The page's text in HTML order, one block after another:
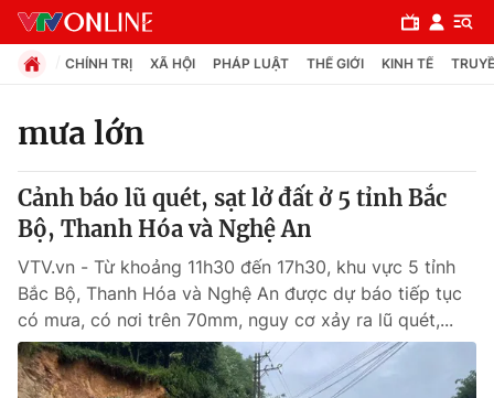
Chuyên mục
Chính trị
Xã hội
Pháp luật
CHÍNH TRỊ XÃ HỘI PHÁP LUẬT THẾ GIỚI KINH TẾ
mưa lớn
Cảnh báo lũ quét, sạt lở đất ở 5 tỉnh Bắc
Bộ, Thanh Hóa và Nghệ An
VTV.vn - Từ khoảng 11h30 đến 17h30, khu vực 5 tỉnh
Bắc Bộ, Thanh Hóa và Nghệ An được dự báo tiếp tục
có mưa, có nơi trên 70mm, nguy cơ xảy ra lũ quét,...